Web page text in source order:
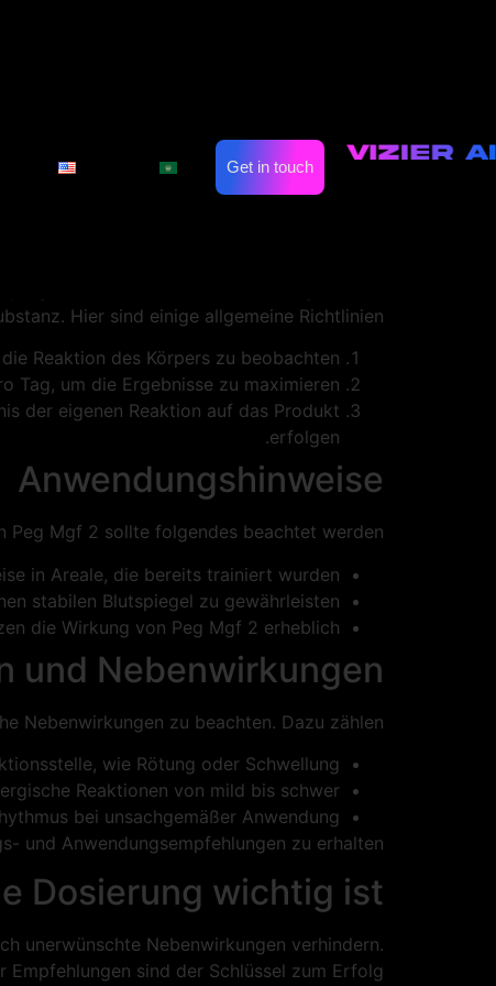
Get in touch
zur Anwendung
eine bedeutende Rolle spielt. Die richtige
diesem Artikel werden wir die empfohlenen
Anwendung von Peg Mgf 2 näher betrachten.
Pharmaplattform aus Deutschland.
Hier sind einige allgemeine Richtlinien:
Reaktion des Körpers zu beobachten.
Tag, um die Ergebnisse zu maximieren.
der eigenen Reaktion auf das Produkt
erfolgen.
Anwendungshinweise
Peg Mgf 2 sollte folgendes beachtet werden:
in Areale, die bereits trainiert wurden.
stabilen Blutspiegel zu gewährleisten.
die Wirkung von Peg Mgf 2 erheblich.
und Nebenwirkungen
Nebenwirkungen zu beachten. Dazu zählen:
wie Rötung oder Schwellung.
Reaktionen von mild bis schwer.
bei unsachgemäßer Anwendung.
und Anwendungsempfehlungen zu erhalten.
Dosierung wichtig ist
unerwünschte Nebenwirkungen verhindern.
sind der Schlüssel zum Erfolg.